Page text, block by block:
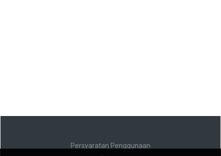
Persyaratan Penggunaan